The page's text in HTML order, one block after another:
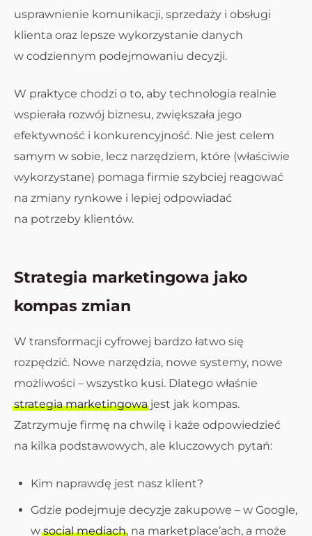
usprawnienie komunikacji, sprzedaży i obsługi
klienta oraz lepsze wykorzystanie danych
w codziennym podejmowaniu decyzji.
W praktyce chodzi o to, aby technologia realnie
wspierała rozwój biznesu, zwiększała jego
efektywność i konkurencyjność. Nie jest celem
samym w sobie, lecz narzędziem, które (właściwie
wykorzystane) pomaga firmie szybciej reagować
na zmiany rynkowe i lepiej odpowiadać
na potrzeby klientów.
Strategia marketingowa jako
kompas zmian
W transformacji cyfrowej bardzo łatwo się
rozpędzić. Nowe narzędzia, nowe systemy, nowe
możliwości – wszystko kusi. Dlatego właśnie
strategia marketingowajest jak kompas.
Zatrzymuje firmę na chwilę i każe odpowiedzieć
na kilka podstawowych, ale kluczowych pytań:
Kim naprawdę jest nasz klient?
Gdzie podejmuje decyzje zakupowe – w Google,
wsocial mediach, na marketplace’ach, a może